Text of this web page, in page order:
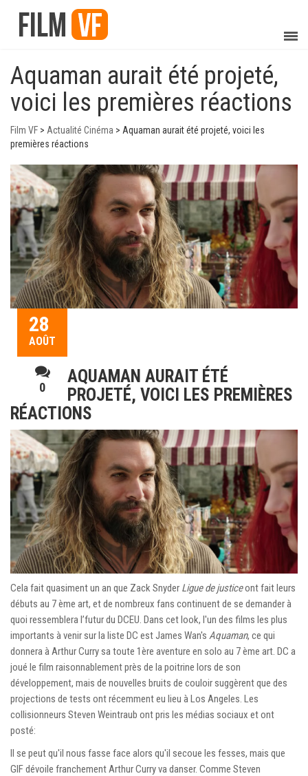
Aquaman aurait été projeté,
voici les premières réactions
Film VF > Actualité Cinéma > Aquaman aurait été projeté, voici les
premières réactions
28
AOÛT
0
AQUAMAN AURAIT ÉTÉ
PROJETÉ, VOICI LES PREMIÈRES
RÉACTIONS
Cela fait quasiment un an que Zack Snyder Ligue de justiceont fait leurs
débuts au 7 ème art, et de nombreux fans continuent de se demander à
quoi ressemblera l’futur du DCEU. Dans cet look, l'un des films les plus
importants à venir sur la liste DC est James Wan's Aquaman, ce qui
donnera à Arthur Curry sa toute 1ère aventure en solo au 7 ème art. DC a
joué le film raisonnablement près de la poitrine lors de son
développement, mais de nouvelles bruits de couloir suggèrent que des
projections de tests ont récemment eu lieu à Los Angeles. Les
collisionneurs Steven Weintraub ont pris les médias sociaux et ont
posté:
Il se peut qu'il nous fasse face alors qu'il secoue les fesses, mais que
GIF dévoile franchement Arthur Curry va danser. Comme Steven